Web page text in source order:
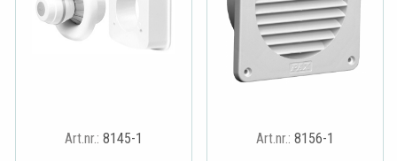
Art.nr.: 8145-1
Art.nr.: 8156-1